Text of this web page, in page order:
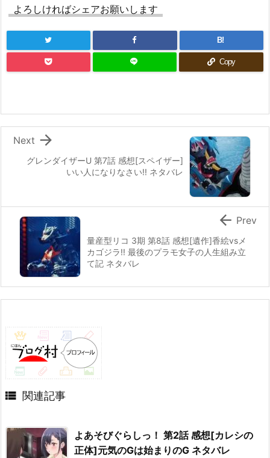
よろしければシェアお願いします
B!
Copy
グレンダイザーU 第7話 感想[スペイザー]
いい人になりなさい!! ネタバレ

Next
量産型リコ 3期 第8話 感想[遺作]香絵vsメ
カゴジラ!! 最後のプラモ女子の人生組み立
て記 ネタバレ
 Prev
 関連記事
よあそびぐらしっ！ 第2話 感想[カレシの
正体]元気のGは始まりのG ネタバレ